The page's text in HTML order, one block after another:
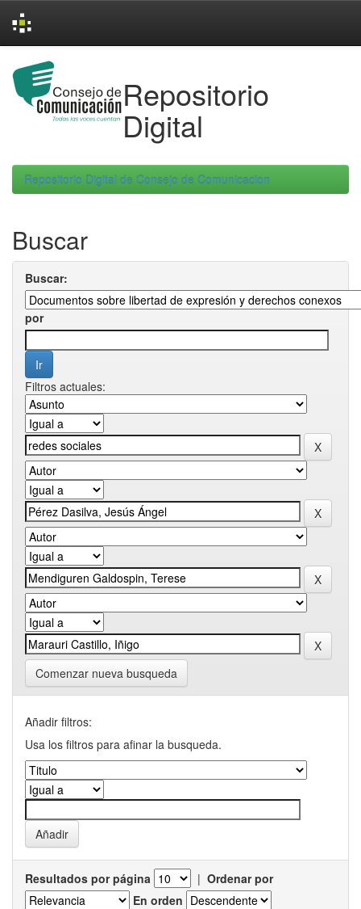
navigation
Repositorio
Digital
Repositorio Digital de Consejo de Comunicacion
Buscar
Buscar:
por
Filtros actuales:
Comenzar nueva busqueda
Añadir filtros:
Usa los filtros para afinar la busqueda.
Resultados por página | Ordenar por
En orden